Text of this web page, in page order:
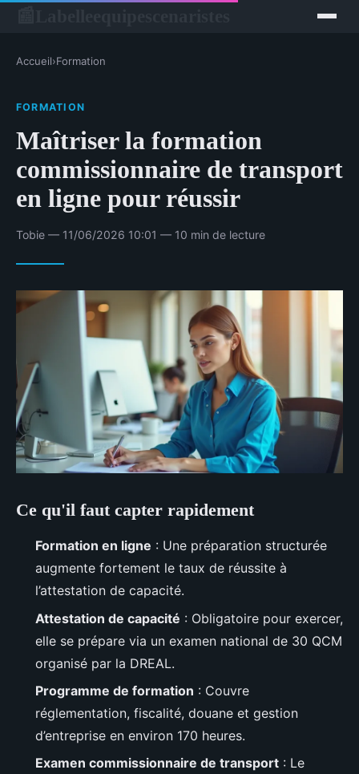
Accueil›Formation
FORMATION
Maîtriser la formation
commissionnaire de transport
en ligne pour réussir
Tobie — 11/06/2026 10:01 — 10 min de lecture
Ce qu'il faut capter rapidement
Formation en ligne : Une préparation structurée
augmente fortement le taux de réussite à
l’attestation de capacité.
Attestation de capacité : Obligatoire pour exercer,
elle se prépare via un examen national de 30 QCM
organisé par la DREAL.
Programme de formation : Couvre
réglementation, fiscalité, douane et gestion
d’entreprise en environ 170 heures.
Examen commissionnaire de transport : Le